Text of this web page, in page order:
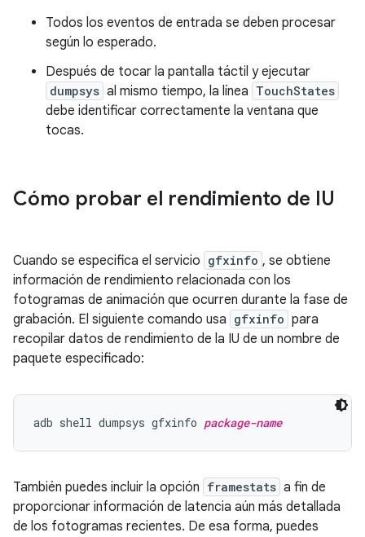
Todos los eventos de entrada se deben procesar
según lo esperado.
Después de tocar la pantalla táctil y ejecutar
dumpsys al mismo tiempo, la línea TouchStates
debe identificar correctamente la ventana que
tocas.
Cómo probar el rendimiento de IU
Cuando se especifica el servicio gfxinfo , se obtiene
información de rendimiento relacionada con los
fotogramas de animación que ocurren durante la fase de
grabación. El siguiente comando usa gfxinfo para
recopilar datos de rendimiento de la IU de un nombre de
paquete especificado:
adb shell dumpsys gfxinfo package-name
También puedes incluir la opción framestats a fin de
proporcionar información de latencia aún más detallada
de los fotogramas recientes. De esa forma, puedes